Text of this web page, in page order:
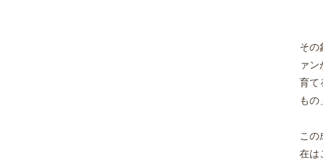
その
ァ
育て
もの
この
在は